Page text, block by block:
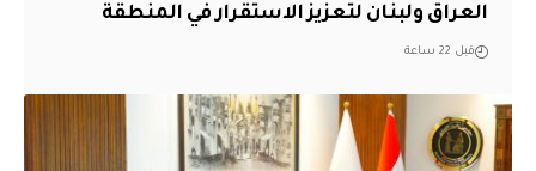
العراق ولبنان لتعزيز الاستقرار في المنطقة
قبل 22 ساعة